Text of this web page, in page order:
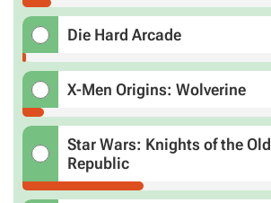
Die Hard Arcade
X-Men Origins: Wolverine
Star Wars: Knights of the Old
Republic